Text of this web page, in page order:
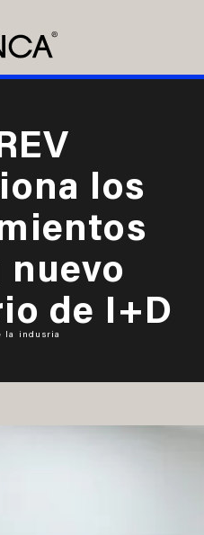
los
nuevo
de I+D
la indusria